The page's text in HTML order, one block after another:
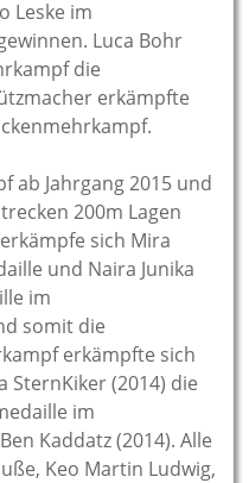
Leske im
Luca Bohr
die
erkämpfte
ab Jahrgang 2015 und
200m Lagen
sich Mira
und Naira Junika
im
somit die
erkämpfte sich
SternKiker (2014) die
im
Kaddatz (2014). Alle
Keo Martin Ludwig,